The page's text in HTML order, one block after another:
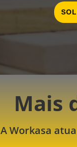
Mais
A Workasa